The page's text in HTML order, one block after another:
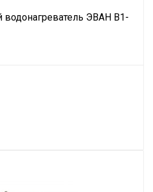
водонагреватель ЭВАН В1-